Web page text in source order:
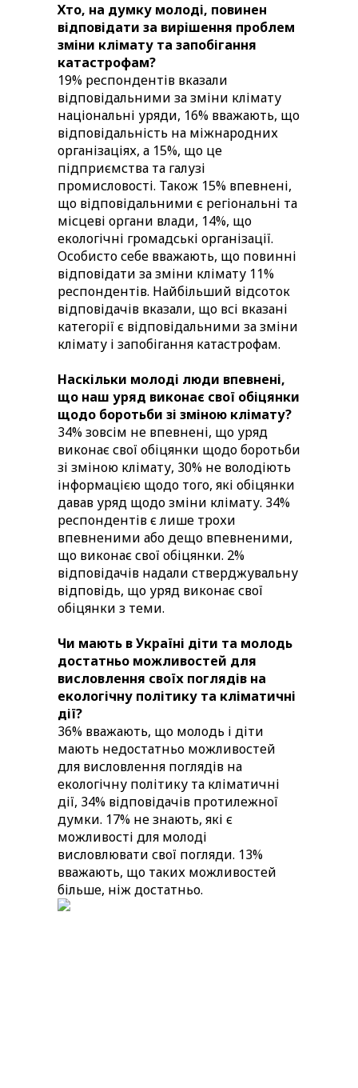
Хто, на думку молоді, повинен
відповідати за вирішення проблем
зміни клімату та запобігання
катастрофам?
19% респондентів вказали
відповідальними за зміни клімату
національні уряди, 16% вважають, що
відповідальність на міжнародних
організаціях, а 15%, що це
підприємства та галузі
промисловості. Також 15% впевнені,
що відповідальними є регіональні та
місцеві органи влади, 14%, що
екологічні громадські організації.
Особисто себе вважають, що повинні
відповідати за зміни клімату 11%
респондентів. Найбільший відсоток
відповідачів вказали, що всі вказані
категорії є відповідальними за зміни
клімату і запобігання катастрофам.
Наскільки молоді люди впевнені,
що наш уряд виконає свої обіцянки
щодо боротьби зі зміною клімату?
34% зовсім не впевнені, що уряд
виконає свої обіцянки щодо боротьби
зі зміною клімату, 30% не володіють
інформацією щодо того, які обіцянки
давав уряд щодо зміни клімату. 34%
респондентів є лише трохи
впевненими або дещо впевненими,
що виконає свої обіцянки. 2%
відповідачів надали стверджувальну
відповідь, що уряд виконає свої
обіцянки з теми.
Чи мають в Україні діти та молодь
достатньо можливостей для
висловлення своїх поглядів на
екологічну політику та кліматичні
дії?
36% вважають, що молодь і діти
мають недостатньо можливостей
для висловлення поглядів на
екологічну політику та кліматичні
дії, 34% відповідачів протилежної
думки. 17% не знають, які є
можливості для молоді
висловлювати свої погляди. 13%
вважають, що таких можливостей
більше, ніж достатньо.